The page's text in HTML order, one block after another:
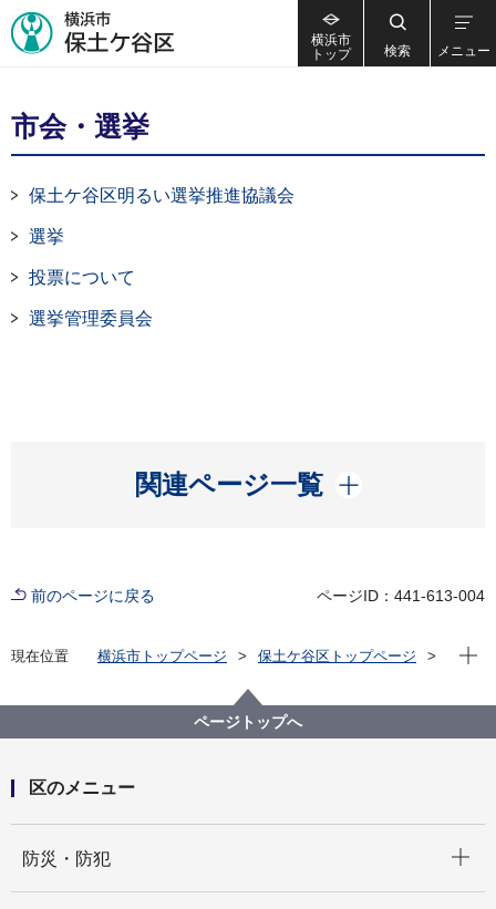
横浜市
トップ
検索 メニュー
市会・選挙
保土ケ谷区明るい選挙推進協議会
選挙
投票について
選挙管理委員会
関連ページ一覧
開く
前のページに戻る ページID：441-613-004
現在位置 横浜市トップページ
保土ケ谷区トップページ
現在
ページトップへ
区のメニュー
防災・防犯